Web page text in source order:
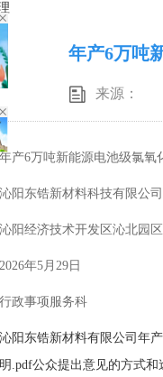
年产6万吨
来源：
年产6万吨新能源电池级氯氧
沁阳东锆新材料科技有限公司
沁阳经济技术开发区沁北园区
2026年5月29日
行政事项服务科
沁阳东锆新材料有限公司年
明.pdf公众提出意见的方式和